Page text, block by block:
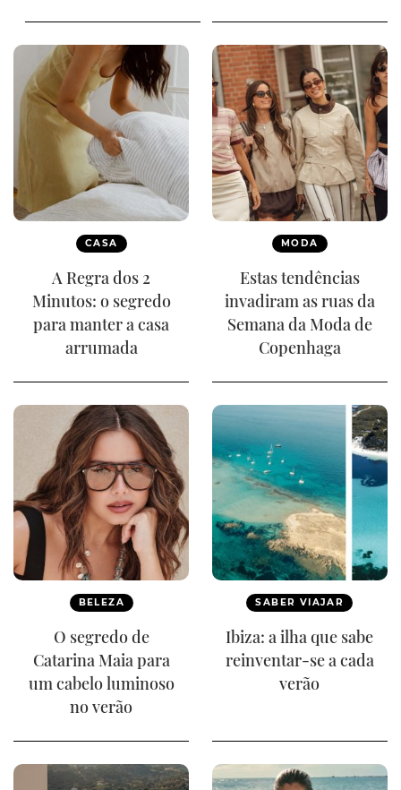
CASA
A Regra dos 2
Minutos: o segredo
para manter a casa
arrumada
MODA
Estas tendências
invadiram as ruas da
Semana da Moda de
Copenhaga
BELEZA
O segredo de
Catarina Maia para
um cabelo luminoso
no verão
SABER VIAJAR
Ibiza: a ilha que sabe
reinventar-se a cada
verão